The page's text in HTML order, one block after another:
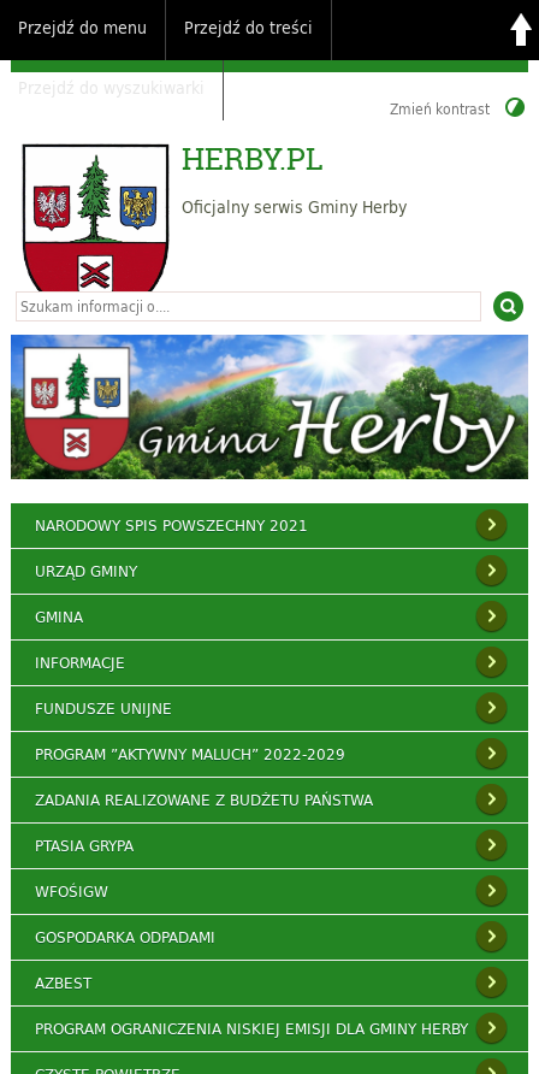
Przejdź do menu Przejdź do treści
Przejdź do wyszukiwarki
Zmień kontrast
HERBY.PL
Oficjalny serwis Gminy Herby
NARODOWY SPIS POWSZECHNY 2021
URZĄD GMINY
GMINA
INFORMACJE
FUNDUSZE UNIJNE
PROGRAM ”AKTYWNY MALUCH” 2022-2029
ZADANIA REALIZOWANE Z BUDŻETU PAŃSTWA
PTASIA GRYPA
WFOŚIGW
GOSPODARKA ODPADAMI
AZBEST
PROGRAM OGRANICZENIA NISKIEJ EMISJI DLA GMINY HERBY